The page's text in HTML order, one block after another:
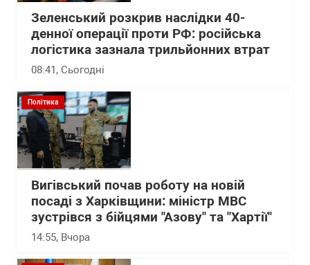
Зеленський розкрив наслідки 40-
денної операції проти РФ: російська
логістика зазнала трильйонних втрат
08:41, Сьогодні
Політика
Вигівський почав роботу на новій
посаді з Харківщини: міністр МВС
зустрівся з бійцями "Азову" та "Хартії"
14:55, Вчора